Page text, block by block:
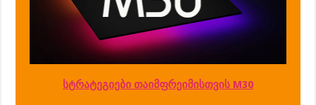
სტრატეგიები თაიმფრეიმისთვის M30